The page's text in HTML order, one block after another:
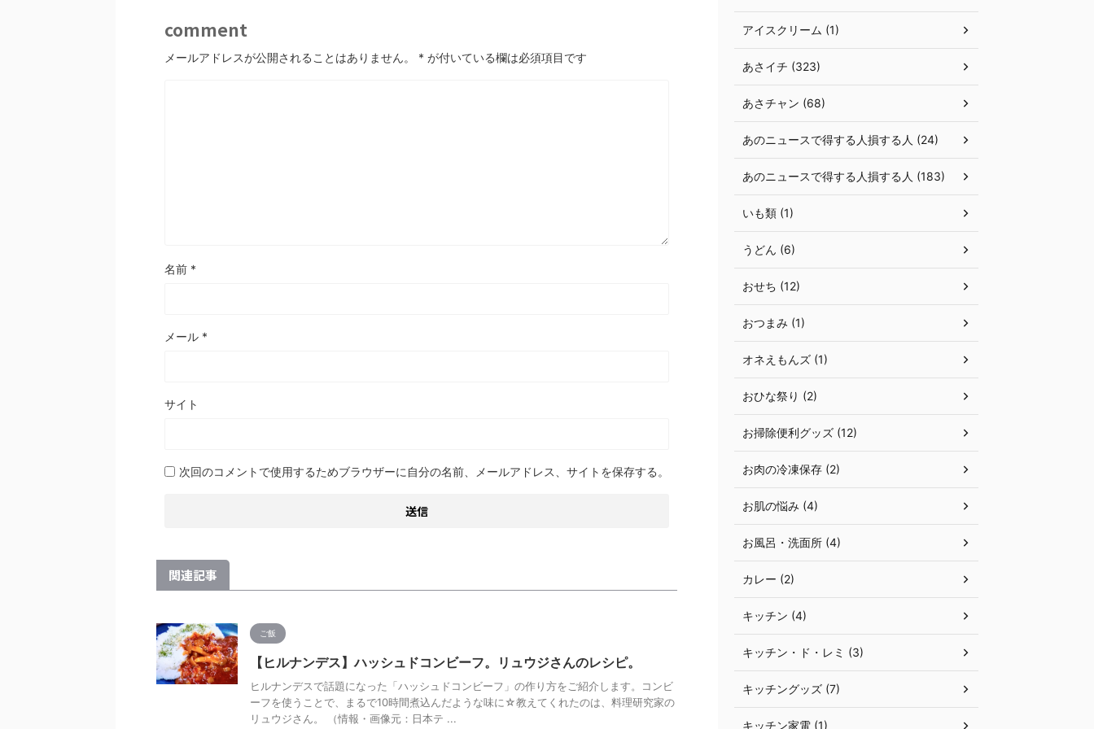
comment
メールアドレスが公開されることはありません。 * が付いている欄は必須項目です
名前 *
メール *
サイト
次回のコメントで使用するためブラウザーに自分の名前、メールアドレス、サイトを保存する。
関連記事
ご飯
【ヒルナンデス】ハッシュドコンビーフ。リュウジさんのレシピ。
ヒルナンデスで話題になった「ハッシュドコンビーフ」の作り方をご紹介します。コンビ
ーフを使うことで、まるで10時間煮込んだような味に☆教えてくれたのは、料理研究家の
リュウジさん。 （情報・画像元：日本テ ...
アイスクリーム (1)
あさイチ (323)
あさチャン (68)
あのニュースで得する人損する人 (24)
あのニュースで得する人損する人 (183)
いも類 (1)
うどん (6)
おせち (12)
おつまみ (1)
オネえもんズ (1)
おひな祭り (2)
お掃除便利グッズ (12)
お肉の冷凍保存 (2)
お肌の悩み (4)
お風呂・洗面所 (4)
カレー (2)
キッチン (4)
キッチン・ド・レミ (3)
キッチングッズ (7)
キッチン家電 (1)